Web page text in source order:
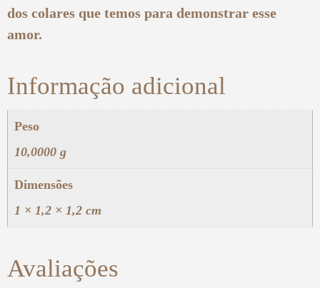
dos colares que temos para demonstrar esse
amor.
Informação adicional
Peso
10,0000 g
Dimensões
1 × 1,2 × 1,2 cm
Avaliações